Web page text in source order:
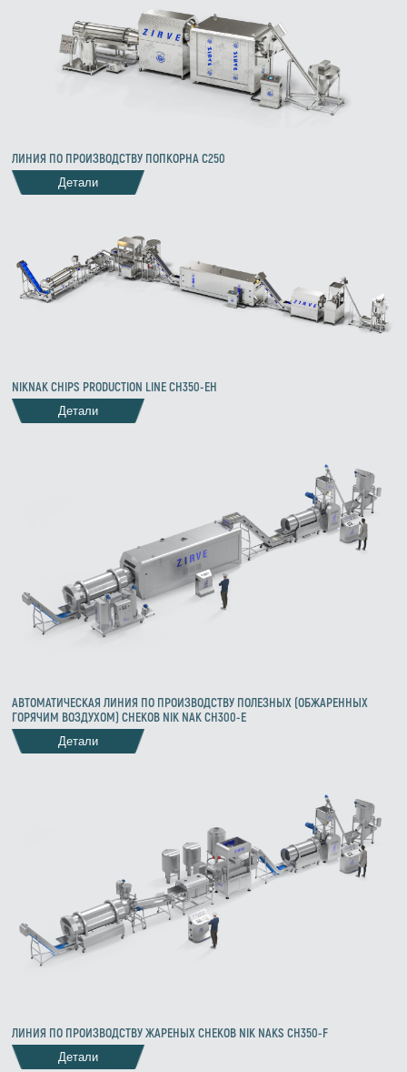
ЛИНИЯ ПО ПРОИЗВОДСТВУ ПОПКОРНА C250
Детали
NIKNAK CHIPS PRODUCTION LINE CH350-EH
Детали
АВТОМАТИЧЕСКАЯ ЛИНИЯ ПО ПРОИЗВОДСТВУ ПОЛЕЗНЫХ (ОБЖАРЕННЫХ
ГОРЯЧИМ ВОЗДУХОМ) СНЕКОВ NIK NAK CH300-E
Детали
ЛИНИЯ ПО ПРОИЗВОДСТВУ ЖАРЕНЫХ СНЕКОВ NIK NAKS CH350-F
Детали
Zirve Extrussion